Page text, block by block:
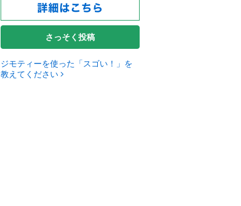
さっそく投稿
ジモティーを使った「スゴい！」を
教えてください